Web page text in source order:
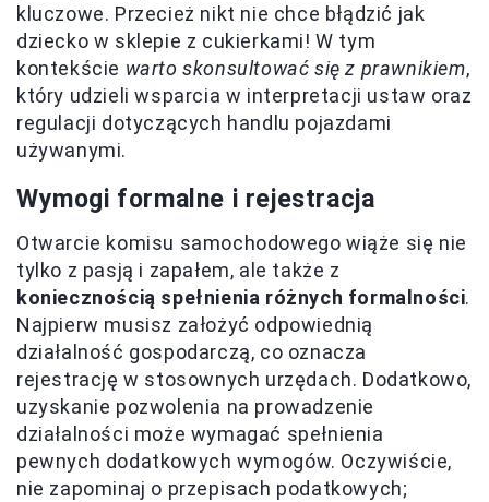
kluczowe. Przecież nikt nie chce błądzić jak
dziecko w sklepie z cukierkami! W tym
kontekście warto skonsultować się z prawnikiem,
który udzieli wsparcia w interpretacji ustaw oraz
regulacji dotyczących handlu pojazdami
używanymi.
Wymogi formalne i rejestracja
Otwarcie komisu samochodowego wiąże się nie
tylko z pasją i zapałem, ale także z
koniecznością spełnienia różnych formalności.
Najpierw musisz założyć odpowiednią
działalność gospodarczą, co oznacza
rejestrację w stosownych urzędach. Dodatkowo,
uzyskanie pozwolenia na prowadzenie
działalności może wymagać spełnienia
pewnych dodatkowych wymogów. Oczywiście,
nie zapominaj o przepisach podatkowych;